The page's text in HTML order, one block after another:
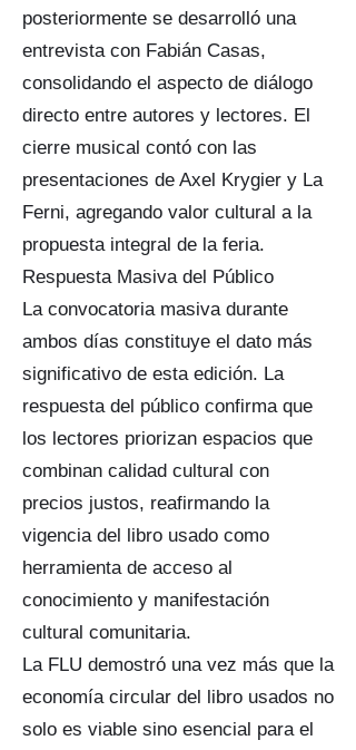
posteriormente se desarrolló una
entrevista con Fabián Casas,
consolidando el aspecto de diálogo
directo entre autores y lectores. El
cierre musical contó con las
presentaciones de Axel Krygier y La
Ferni, agregando valor cultural a la
propuesta integral de la feria.
Respuesta Masiva del Público
La convocatoria masiva durante
ambos días constituye el dato más
significativo de esta edición. La
respuesta del público confirma que
los lectores priorizan espacios que
combinan calidad cultural con
precios justos, reafirmando la
vigencia del libro usado como
herramienta de acceso al
conocimiento y manifestación
cultural comunitaria.
La FLU demostró una vez más que la
economía circular del libro usados no
solo es viable sino esencial para el